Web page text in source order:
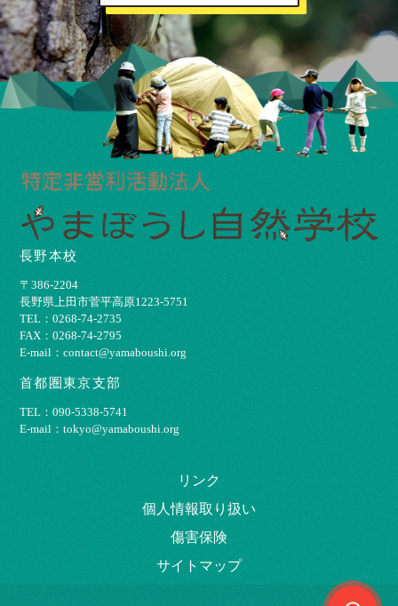
長野本校
〒386-2204
⻑野県上⽥市菅平⾼原1223-5751
TEL：0268-74-2735
FAX：0268-74-2795
E-mail：contact@yamaboushi.org
首都圏東京支部
TEL：090-5338-5741
E-mail：tokyo@yamaboushi.org
リンク
個⼈情報取り扱い
傷害保険
サイトマップ